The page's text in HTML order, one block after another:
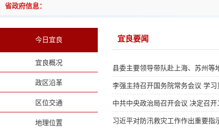
省政府信息：
今日宜良
宜良概况
政区沿革
区位交通
地理位置
宜良要闻
县委主要领导带队赴上海、苏州等
李强主持召开国务院常务会议 学
中共中央政治局召开会议 决定召
习近平对防汛救灾工作作出重要指